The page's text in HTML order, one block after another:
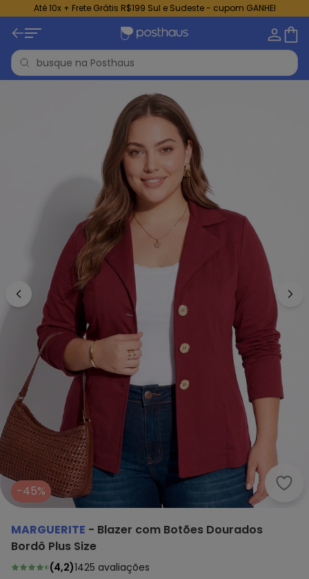
Até 10x + Frete Grátis R$199 Sul e Sudeste - cupom GANHEI
-45%
MARGUERITE - Blazer com Botões Dourados
Bordô Plus Size
(4,2)1425 avaliações